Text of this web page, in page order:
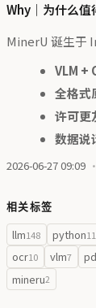
Why｜为什么值
MinerU 诞生于
VLM +
全格式
许可更
数据说
2026-06-27 09:09 ·
相关标签
llm148 python
ocr10 vlm7
mineru2